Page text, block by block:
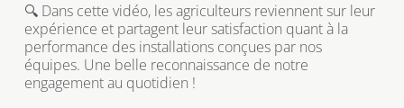
🔍 Dans cette vidéo, les agriculteurs reviennent sur leur
expérience et partagent leur satisfaction quant à la
performance des installations conçues par nos
équipes. Une belle reconnaissance de notre
engagement au quotidien !